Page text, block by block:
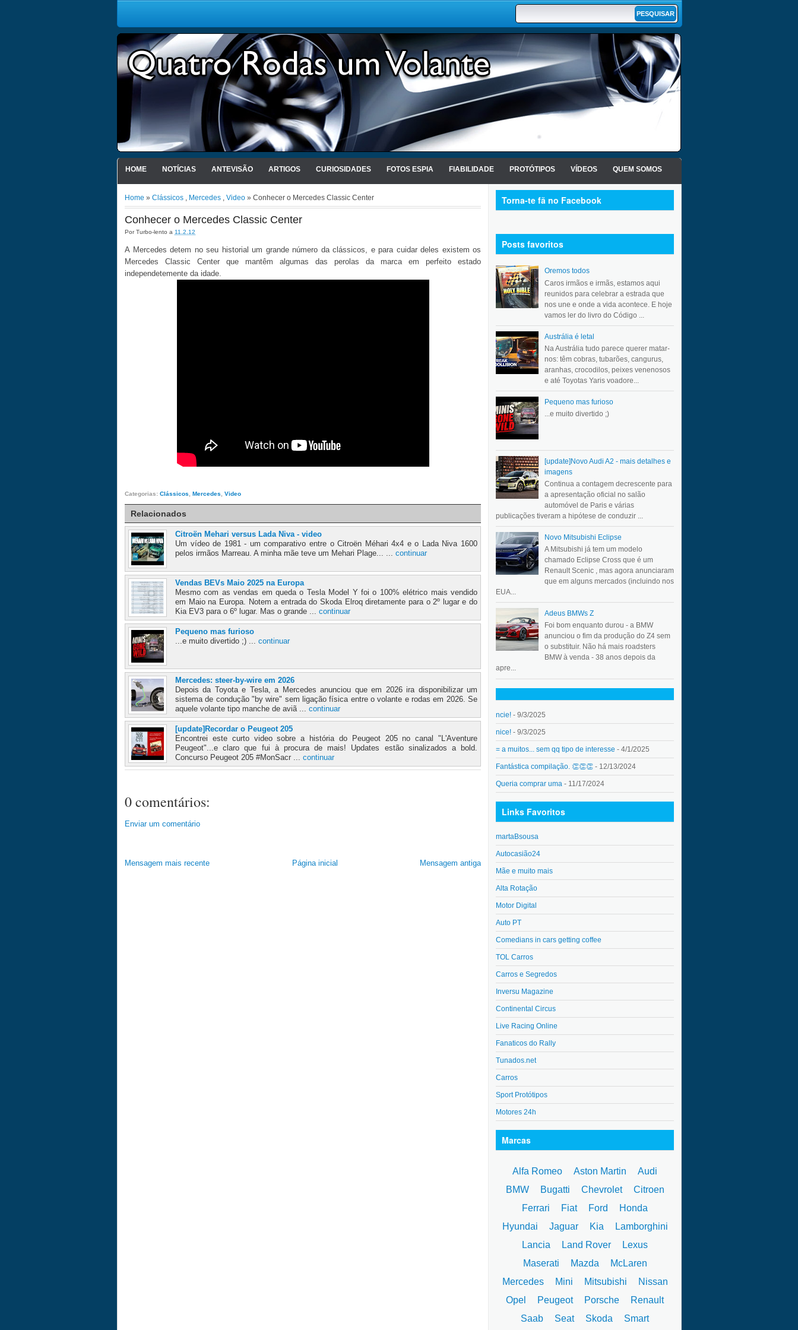
HOME NOTÍCIAS ANTEVISÃO ARTIGOS CURIOSIDADES FOTOS ESPIA FIABILIDADE PROTÓTIPOS VÍDEOS QUEM SOMOS
Home » Clássicos , Mercedes , Video » Conhecer o Mercedes Classic Center
Conhecer o Mercedes Classic Center
PorTurbo-lento a 11.2.12
A Mercedes detem no seu historial um grande número da clássicos, e para cuidar deles existem os
Mercedes Classic Center que mantêm algumas das perolas da marca em perfeito estado
independetemente da idade.
Categorias: Clássicos Mercedes Video
Relacionados
Citroën Mehari versus Lada Niva - video
Um vídeo de 1981 - um comparativo entre o Citroën Méhari 4x4 e o Lada Niva 1600
pelos irmãos Marreau. A minha mãe teve um Mehari Plage... ... continuar
Vendas BEVs Maio 2025 na Europa
Mesmo com as vendas em queda o Tesla Model Y foi o 100% elétrico mais vendido
em Maio na Europa. Notem a entrada do Skoda Elroq diretamente para o 2º lugar e do
Kia EV3 para o 6º lugar. Mas o grande ... continuar
Pequeno mas furioso
...e muito divertido ;) ... continuar
Mercedes: steer-by-wire em 2026
Depois da Toyota e Tesla, a Mercedes anunciou que em 2026 ira disponibilizar um
sistema de condução "by wire" sem ligação física entre o volante e rodas em 2026. Se
aquele volante tipo manche de aviã ... continuar
[update]Recordar o Peugeot 205
Encontrei este curto video sobre a história do Peugeot 205 no canal "L'Aventure
Peugeot"...e claro que fui à procura de mais! Updates estão sinalizados a bold.
Concurso Peugeot 205 #MonSacr ... continuar
0 comentários:
Enviar um comentário
Mensagem mais recente Mensagem antiga
Página inicial
Torna-te fã no Facebook
Posts favoritos
Oremos todos
Caros irmãos e irmãs, estamos aqui
reunidos para celebrar a estrada que
nos une e onde a vida acontece. E hoje
vamos ler do livro do Código ...
Austrália é letal
Na Austrália tudo parece querer matar-
nos: têm cobras, tubarões, cangurus,
aranhas, crocodilos, peixes venenosos
e até Toyotas Yaris voadore...
Pequeno mas furioso
...e muito divertido ;)
[update]Novo Audi A2 - mais detalhes e
imagens
Continua a contagem decrescente para
a apresentação oficial no salão
automóvel de Paris e várias
publicações tiveram a hipótese de conduzir ...
Novo Mitsubishi Eclipse
A Mitsubishi já tem um modelo
chamado Eclipse Cross que é um
Renault Scenic , mas agora anunciaram
que em alguns mercados (incluindo nos
EUA...
Adeus BMWs Z
Foi bom enquanto durou - a BMW
anunciou o fim da produção do Z4 sem
o substituir. Não há mais roadsters
BMW à venda - 38 anos depois da
apre...
ncie! - 9/3/2025
nice! - 9/3/2025
= a muitos... sem qq tipo de interesse - 4/1/2025
Fantástica compilação. 👏👏👏 - 12/13/2024
Queria comprar uma - 11/17/2024
Links Favoritos
martaBsousa
Autocasião24
Mãe e muito mais
Alta Rotação
Motor Digital
Auto PT
Comedians in cars getting coffee
TOL Carros
Carros e Segredos
Inversu Magazine
Continental Circus
Live Racing Online
Fanaticos do Rally
Tunados.net
Carros
Sport Protótipos
Motores 24h
Marcas
Alfa Romeo Aston Martin
Audi
BMW
Bugatti Chevrolet
Citroen
Ferrari
Fiat Ford
Honda
Hyundai
Jaguar Kia
Lamborghini
Lancia
Land Rover
Lexus
Maserati
Mazda
McLaren
Mercedes
Mini Mitsubishi
Nissan
Opel
Peugeot Porsche
Renault
Saab
Seat Skoda Smart